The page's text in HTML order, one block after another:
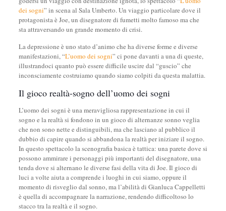
dei sogni” in scena al Sala Umberto. Un viaggio particolare dove il
protagonista è Joe, un disegnatore di fumetti molto famoso ma che
sta attraversando un grande momento di crisi.
La depressione è uno stato d’animo che ha diverse forme e diverse
manifestazioni, “L’uomo dei sogni” ci pone davanti a una di queste,
illustrandoci quanto può essere difficile uscire dal “guscio” che
inconsciamente costruiamo quando siamo colpiti da questa malattia.
Il gioco realtà-sogno dell’uomo dei sogni
L’uomo dei sogni è una meravigliosa rappresentazione in cui il
sogno e la realtà si fondono in un gioco di alternanze sonno veglia
che non sono nette e distinguibili, ma che lasciano al pubblico il
dubbio di capire quando si abbandona la realtà per iniziare il sogno.
In questo spettacolo la scenografia basica è tattica: una parete dove si
possono ammirare i personaggi più importanti del disegnatore, una
tenda dove si alternano le diverse fasi della vita di Joe. Il gioco di
luci a volte aiuta a comprende i luoghi in cui siamo, oppure il
momento di risveglio dal sonno, ma l’abilità di Gianluca Cappelletti
è quella di accompagnare la narrazione, rendendo difficoltoso lo
stacco tra la realtà e il sogno.